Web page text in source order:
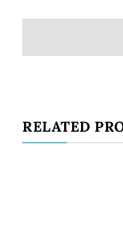
RELATED